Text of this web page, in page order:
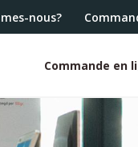
nous?
White
header
Commande en